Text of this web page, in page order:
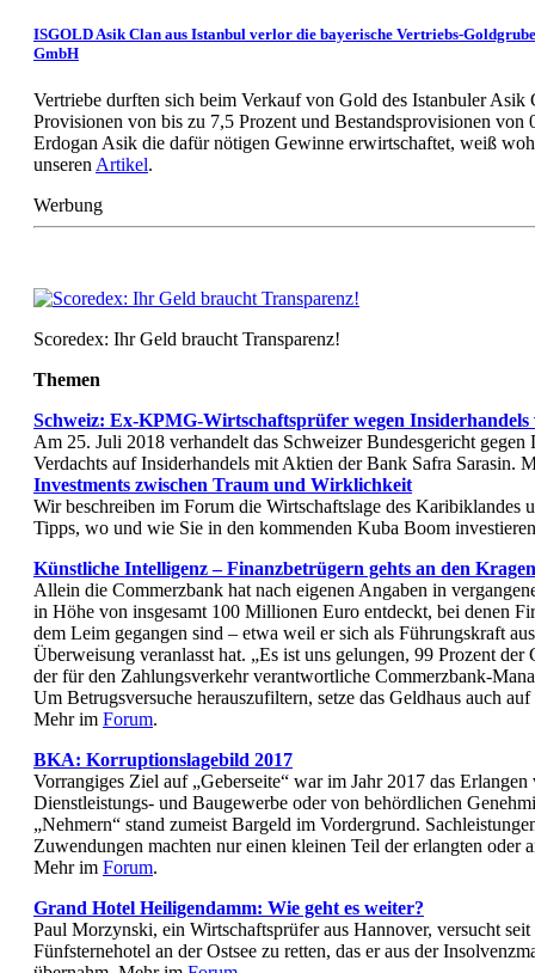
ISGOLD Asik Clan aus Istanbul verlor die bayerische Vertriebs-
GmbH
Vertriebe durften sich beim Verkauf von Gold des Istanbuler Asik
Provisionen von bis zu 7,5 Prozent und Bestandsprovisionen von
Erdogan Asik die dafür nötigen Gewinne erwirtschaftet, weiß
unserenArtikel.
Werbung
Scoredex: Ihr Geld braucht Transparenz!
Themen
Schweiz: Ex-KPMG-Wirtschaftsprüfer wegen
Am 25. Juli 2018 verhandelt das Schweizer Bundesgericht gegen
Verdachts auf Insiderhandels mit Aktien der Bank Safra Sarasin.
Investments zwischen Traum und Wirklichkeit
Wir beschreiben im Forum die Wirtschaftslage des Karibiklandes
Tipps, wo und wie Sie in den kommenden Kuba Boom
Künstliche Intelligenz – Finanzbetrügern gehts an den Kragen
Allein die Commerzbank hat nach eigenen Angaben in
in Höhe von insgesamt 100 Millionen Euro entdeckt, bei denen
dem Leim gegangen sind – etwa weil er sich als Führungskraft
Überweisung veranlasst hat. „Es ist uns gelungen, 99 Prozent der
der für den Zahlungsverkehr verantwortliche Commerzbank-
Um Betrugsversuche herauszufiltern, setze das Geldhaus auch
Mehr im Forum.
BKA: Korruptionslagebild 2017
Vorrangiges Ziel auf „Geberseite“ war im Jahr 2017 das
Dienstleistungs- und Baugewerbe oder von behördlichen
„Nehmern“ stand zumeist Bargeld im Vordergrund.
Zuwendungen machten nur einen kleinen Teil der erlangten oder
Mehr im Forum.
Grand Hotel Heiligendamm: Wie geht es weiter?
Paul Morzynski, ein Wirtschaftsprüfer aus Hannover, versucht seit
Fünfsternehotel an der Ostsee zu retten, das er aus der